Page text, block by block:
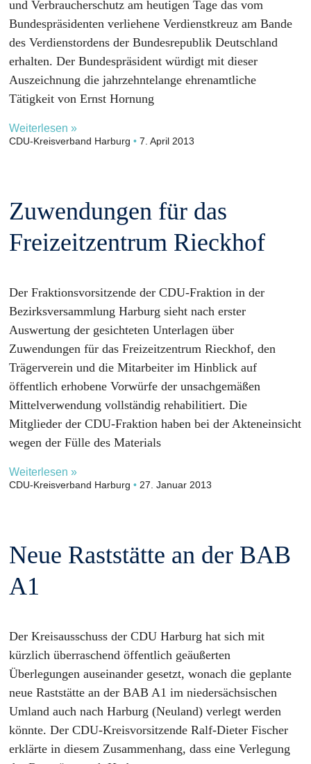
und Verbraucherschutz am heutigen Tage das vom
Bundespräsidenten verliehene Verdienstkreuz am Bande
des Verdienstordens der Bundesrepublik Deutschland
erhalten. Der Bundespräsident würdigt mit dieser
Auszeichnung die jahrzehntelange ehrenamtliche
Tätigkeit von Ernst Hornung
Weiterlesen »
CDU-Kreisverband Harburg 7. April 2013
Zuwendungen für das
Freizeitzentrum Rieckhof
Der Fraktionsvorsitzende der CDU-Fraktion in der
Bezirksversammlung Harburg sieht nach erster
Auswertung der gesichteten Unterlagen über
Zuwendungen für das Freizeitzentrum Rieckhof, den
Trägerverein und die Mitarbeiter im Hinblick auf
öffentlich erhobene Vorwürfe der unsachgemäßen
Mittelverwendung vollständig rehabilitiert. Die
Mitglieder der CDU-Fraktion haben bei der Akteneinsicht
wegen der Fülle des Materials
Weiterlesen »
CDU-Kreisverband Harburg 27. Januar 2013
Neue Raststätte an der BAB
A1
Der Kreisausschuss der CDU Harburg hat sich mit
kürzlich überraschend öffentlich geäußerten
Überlegungen auseinander gesetzt, wonach die geplante
neue Raststätte an der BAB A1 im niedersächsischen
Umland auch nach Harburg (Neuland) verlegt werden
könnte. Der CDU-Kreisvorsitzende Ralf-Dieter Fischer
erklärte in diesem Zusammenhang, dass eine Verlegung